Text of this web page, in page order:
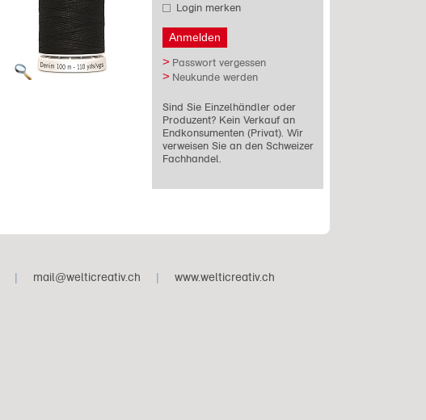
Login merken
Passwort vergessen
Neukunde werden
Sind Sie Einzelhändler oder
Produzent? Kein Verkauf an
Endkonsumenten (Privat). Wir
verweisen Sie an den Schweizer
Fachhandel.
| mail@welticreativ.ch | www.welticreativ.ch